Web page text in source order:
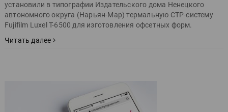
установили в типографии Издательского дома Ненецкого
автономного округа (Нарьян-Мар) термальную CTP-систему
Fujifilm Luxel T-6500 для изготовления офсетных форм.
Читать далее